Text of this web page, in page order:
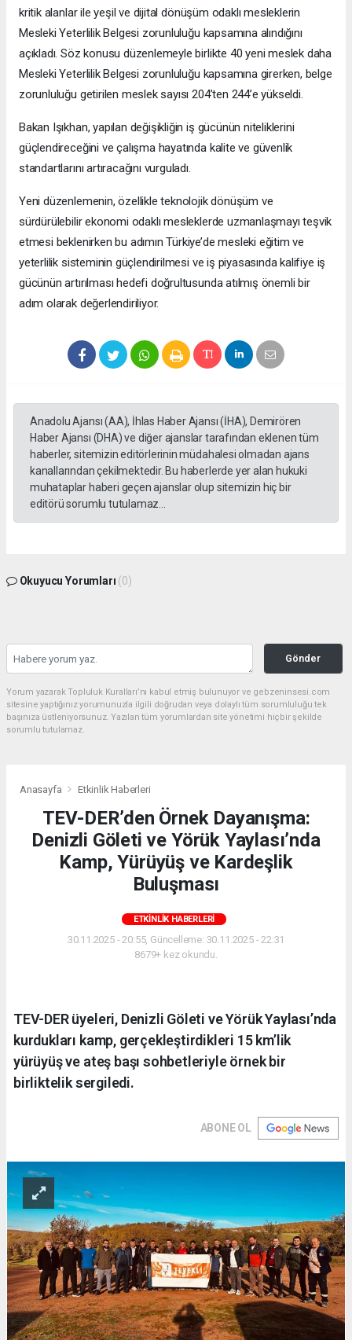
kritik alanlar ile yeşil ve dijital dönüşüm odaklı mesleklerin
Mesleki Yeterlilik Belgesi zorunluluğu kapsamına alındığını
açıkladı. Söz konusu düzenlemeyle birlikte 40 yeni meslek daha
Mesleki Yeterlilik Belgesi zorunluluğu kapsamına girerken, belge
zorunluluğu getirilen meslek sayısı 204’ten 244’e yükseldi.
Bakan Işıkhan, yapılan değişikliğin iş gücünün niteliklerini
güçlendireceğini ve çalışma hayatında kalite ve güvenlik
standartlarını artıracağını vurguladı.
Yeni düzenlemenin, özellikle teknolojik dönüşüm ve
sürdürülebilir ekonomi odaklı mesleklerde uzmanlaşmayı teşvik
etmesi beklenirken bu adımın Türkiye’de mesleki eğitim ve
yeterlilik sisteminin güçlendirilmesi ve iş piyasasında kalifiye iş
gücünün artırılması hedefi doğrultusunda atılmış önemli bir
adım olarak değerlendiriliyor.
Anadolu Ajansı (AA), İhlas Haber Ajansı (İHA), Demirören
Haber Ajansı (DHA) ve diğer ajanslar tarafından eklenen tüm
haberler, sitemizin editörlerinin müdahalesi olmadan ajans
kanallarından çekilmektedir. Bu haberlerde yer alan hukuki
muhataplar haberi geçen ajanslar olup sitemizin hiç bir
editörü sorumlu tutulamaz...
Okuyucu Yorumları (0)
Gönder
Yorum yazarak Topluluk Kuralları’nı kabul etmiş bulunuyor ve gebzeninsesi.com
sitesine yaptığınız yorumunuzla ilgili doğrudan veya dolaylı tüm sorumluluğu tek
başınıza üstleniyorsunuz. Yazılan tüm yorumlardan site yönetimi hiçbir şekilde
sorumlu tutulamaz.
Anasayfa Etkinlik Haberleri
TEV-DER’den Örnek Dayanışma:
Denizli Göleti ve Yörük Yaylası’nda
Kamp, Yürüyüş ve Kardeşlik
Buluşması
ETKINLIK HABERLERI
30.11.2025 - 20:55, Güncelleme: 30.11.2025 - 22:31
8679+ kez okundu.
TEV-DER üyeleri, Denizli Göleti ve Yörük Yaylası’nda
kurdukları kamp, gerçekleştirdikleri 15 km’lik
yürüyüş ve ateş başı sohbetleriyle örnek bir
birliktelik sergiledi.
ABONE OL